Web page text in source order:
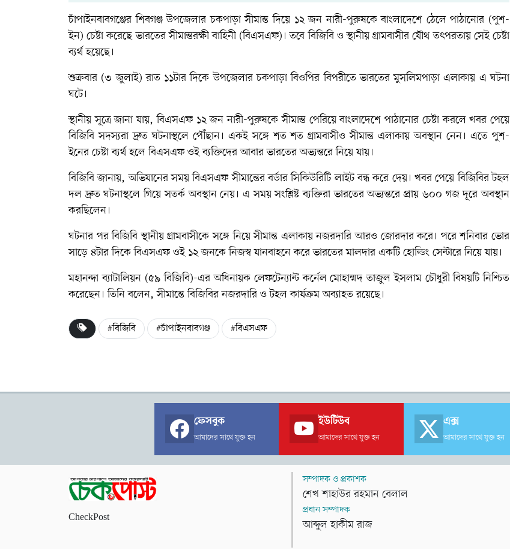
চাঁপাইনবাবগঞ্জের শিবগঞ্জ উপজেলার চকপাড়া সীমান্ত দিয়ে ১২ জন নারী-পুরুষকে বাংলাদেশে ঠেলে পাঠানোর (পুশ-
ইন) চেষ্টা করেছে ভারতের সীমান্তরক্ষী বাহিনী (বিএসএফ)। তবে বিজিবি ও স্থানীয় গ্রামবাসীর যৌথ তৎপরতায় সেই চেষ্টা
ব্যর্থ হয়েছে।
শুক্রবার (৩ জুলাই) রাত ১১টার দিকে উপজেলার চকপাড়া বিওপির বিপরীতে ভারতের মুসলিমপাড়া এলাকায় এ ঘটনা
ঘটে।
স্থানীয় সূত্রে জানা যায়, বিএসএফ ১২ জন নারী-পুরুষকে সীমান্ত পেরিয়ে বাংলাদেশে পাঠানোর চেষ্টা করলে খবর পেয়ে
বিজিবি সদস্যরা দ্রুত ঘটনাস্থলে পৌঁছান। একই সঙ্গে শত শত গ্রামবাসীও সীমান্ত এলাকায় অবস্থান নেন। এতে পুশ-
ইনের চেষ্টা ব্যর্থ হলে বিএসএফ ওই ব্যক্তিদের আবার ভারতের অভ্যন্তরে নিয়ে যায়।
বিজিবি জানায়, অভিযানের সময় বিএসএফ সীমান্তের বর্ডার সিকিউরিটি লাইট বন্ধ করে দেয়। খবর পেয়ে বিজিবির টহল
দল দ্রুত ঘটনাস্থলে গিয়ে সতর্ক অবস্থান নেয়। এ সময় সংশ্লিষ্ট ব্যক্তিরা ভারতের অভ্যন্তরে প্রায় ৬০০ গজ দূরে অবস্থান
করছিলেন।
ঘটনার পর বিজিবি স্থানীয় গ্রামবাসীকে সঙ্গে নিয়ে সীমান্ত এলাকায় নজরদারি আরও জোরদার করে। পরে শনিবার ভোর
সাড়ে ৪টার দিকে বিএসএফ ওই ১২ জনকে নিজস্ব যানবাহনে করে ভারতের মালদার একটি হোল্ডিং সেন্টারে নিয়ে যায়।
মহানন্দা ব্যাটালিয়ন (৫৯ বিজিবি)-এর অধিনায়ক লেফটেন্যান্ট কর্নেল মোহাম্মদ তাজুল ইসলাম চৌধুরী বিষয়টি নিশ্চিত
করেছেন। তিনি বলেন, সীমান্তে বিজিবির নজরদারি ও টহল কার্যক্রম অব্যাহত রয়েছে।
#বিজিবি #চাঁপাইনবাবগঞ্জ #বিএসএফ
ফেসবুক
আমাদের সাথে যুক্ত হন
ইউটিউব
আমাদের সাথে যুক্ত হন
এক্স
আমাদের সাথে যুক্ত হন
CheckPost
সম্পাদক ও প্রকাশক
শেখ শাহাউর রহমান বেলাল
প্রধান সম্পাদক
আব্দুল হাকীম রাজ